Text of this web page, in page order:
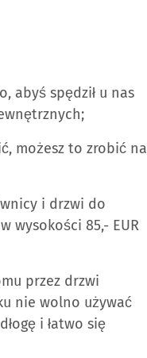
abyś spędził u nas
możesz to zrobić na
i drzwi do
wysokości 85,- EUR
przez drzwi
nie wolno używać
i łatwo się